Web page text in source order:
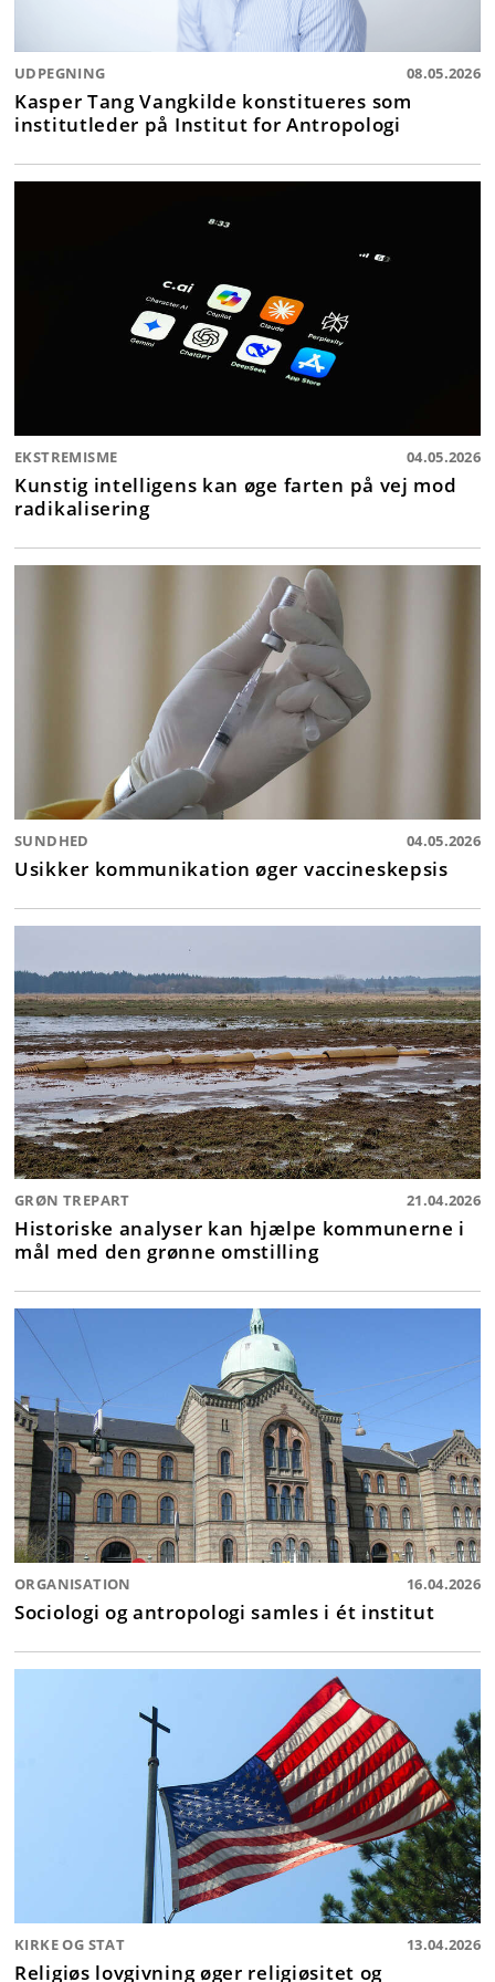
UDPEGNING 08.05.2026
Kasper Tang Vangkilde konstitueres som
institutleder på Institut for Antropologi
EKSTREMISME 04.05.2026
Kunstig intelligens kan øge farten på vej mod
radikalisering
SUNDHED 04.05.2026
Usikker kommunikation øger vaccineskepsis
GRØN TREPART 21.04.2026
Historiske analyser kan hjælpe kommunerne i
mål med den grønne omstilling
ORGANISATION 16.04.2026
Sociologi og antropologi samles i ét institut
KIRKE OG STAT 13.04.2026
Religiøs lovgivning øger religiøsitet og